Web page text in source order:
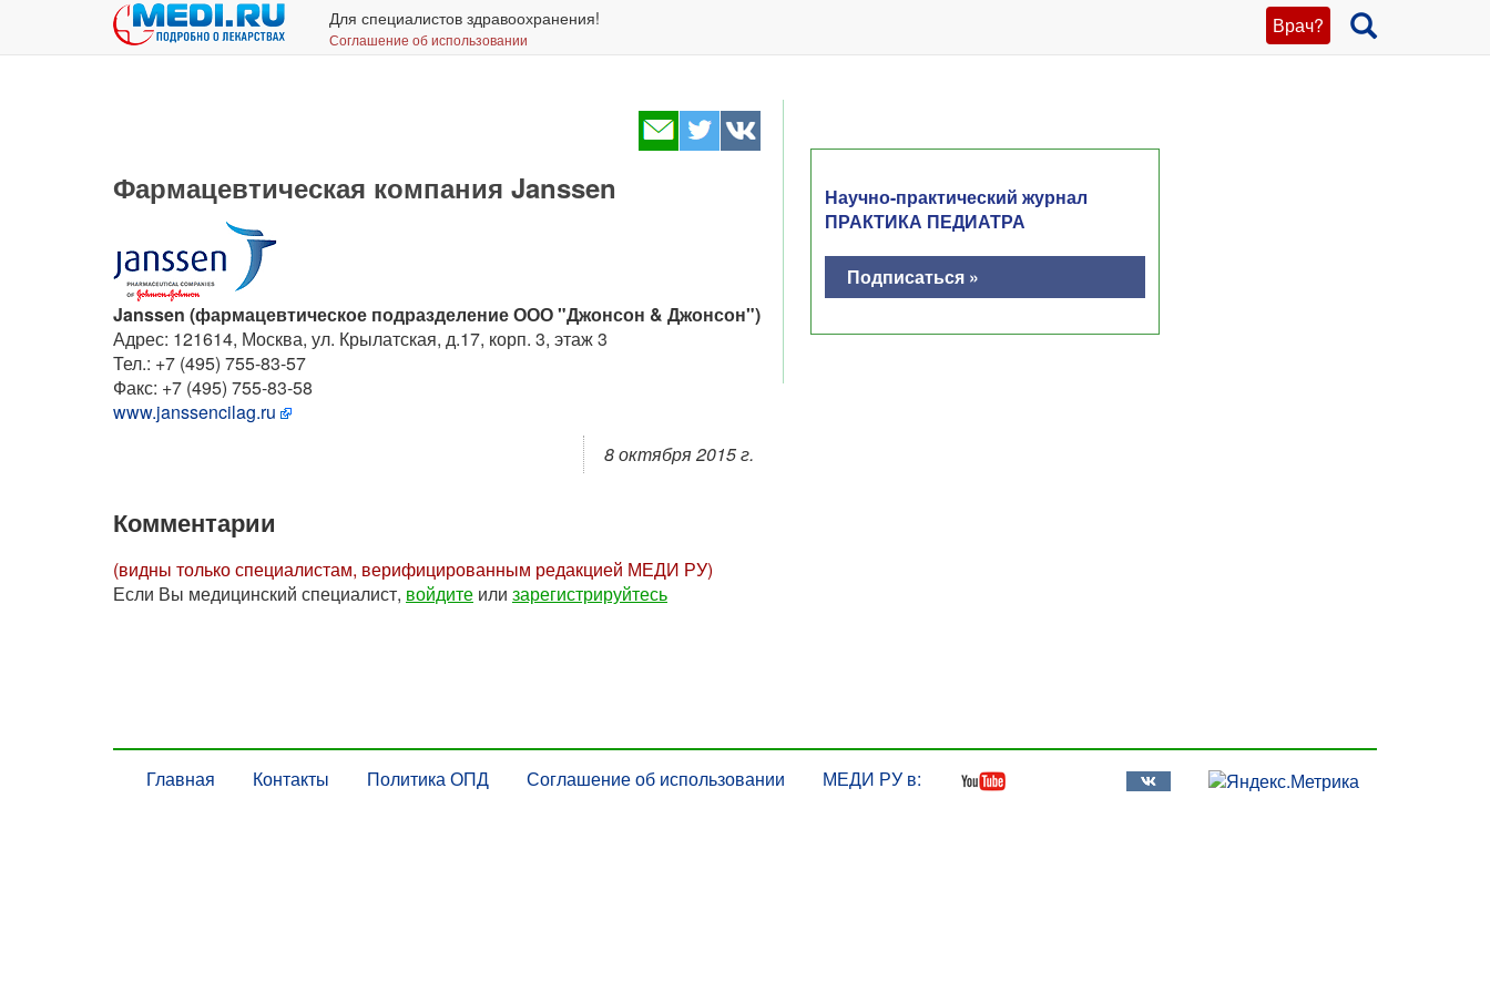
Врач?
Для специалистов здравоохранения!
Соглашение об использовании
Фармацевтическая компания Janssen
Janssen (фармацевтическое подразделение ООО "Джонсон & Джонсон")
Адрес: 121614, Москва, ул. Крылатская, д.17, корп. 3, этаж 3
Тел.: +7 (495) 755-83-57
Факс: +7 (495) 755-83-58
www.janssencilag.ru
8 октября 2015 г.
Комментарии
(видны только специалистам, верифицированным редакцией МЕДИ РУ)
Если Вы медицинский специалист, войдите или зарегистрируйтесь
Научно-практический журнал
ПРАКТИКА ПЕДИАТРА
Подписаться »
Главная Контакты Политика ОПД Соглашение об использовании МЕДИ РУ в: